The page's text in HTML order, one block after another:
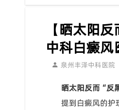
【晒太阳
中科白癜风
泉州丰泽中科医院
晒太阳反而“反
提到白癜风的